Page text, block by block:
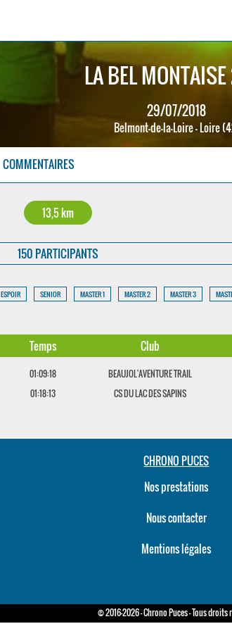
LA BEL
29/07/2018
Belmont-de-la-Loire - Loire
COMMENTAIRES
13,5 km
150 PARTICIPANTS
ESPOIR SENIOR MASTER 1 MASTER 2 MASTER 3
Temps Club
01:09:18 BEAUJOL'AVENTURE TRAIL
01:18:13 CS DU LAC DES SAPINS
CHRONO PUCES
Nos prestations
Nous contacter
Mentions légales
© 2016-2026 - Chrono Puces - Tous droits